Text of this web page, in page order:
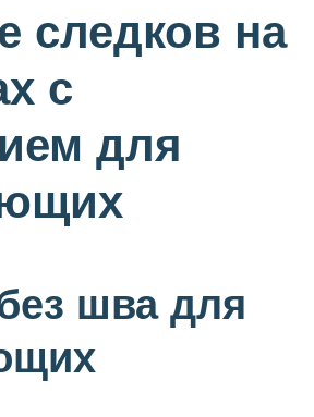
следков на
с
для
шва для